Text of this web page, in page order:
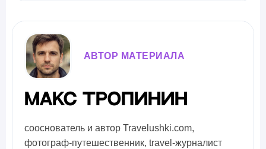
АВТОР МАТЕРИАЛА
Макс Тропинин
сооснователь и автор Travelushki.com,
фотограф-путешественник, travel-журналист